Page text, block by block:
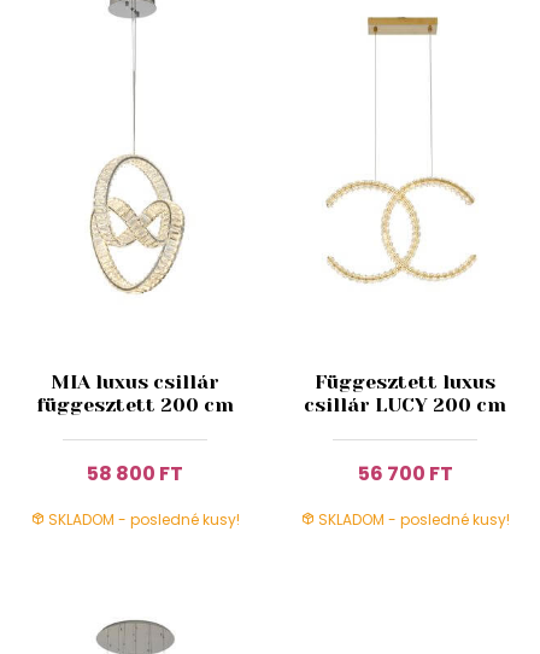
MIA luxus csillár
függesztett 200 cm
58 800 FT
SKLADOM - posledné kusy!
Függesztett luxus
csillár LUCY 200 cm
56 700 FT
SKLADOM - posledné kusy!